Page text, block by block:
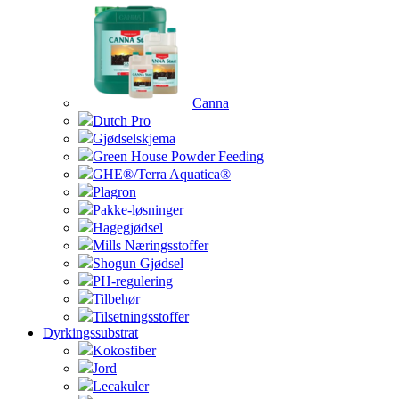
Canna
Dutch Pro
Gjødselskjema
Green House Powder Feeding
GHE®/Terra Aquatica®
Plagron
Pakke-løsninger
Hagegjødsel
Mills Næringsstoffer
Shogun Gjødsel
PH-regulering
Tilbehør
Tilsetningsstoffer
Dyrkingssubstrat
Kokosfiber
Jord
Lecakuler